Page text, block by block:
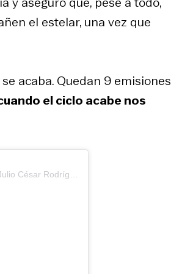
el estelar, una vez que
acaba. Quedan 9 emisiones
el ciclo acabe nos